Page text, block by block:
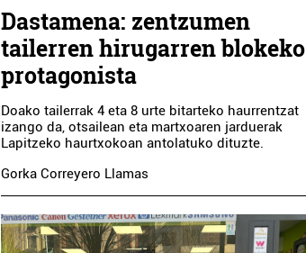
Dastamena: zentzumen
tailerren hirugarren blokeko
protagonista
Doako tailerrak 4 eta 8 urte bitarteko haurrentzat
izango da, otsailean eta martxoaren jarduerak
Lapitzeko haurtxokoan antolatuko dituzte.
Gorka Correyero Llamas